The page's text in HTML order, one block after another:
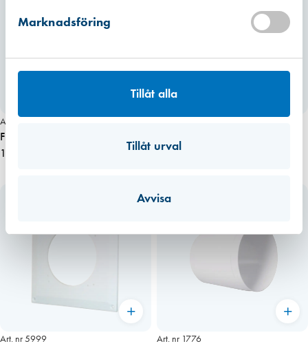
Marknadsföring
Tillåt alla
Tillåt urval
Avvisa
Art. nr 1796
Fresh AL-dB 800/42dB, invändig
vit1 230,00 kr
49,00 kr
Art. nr 5999 Art. nr 1776